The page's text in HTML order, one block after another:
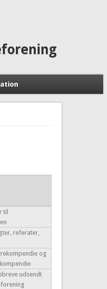
til
referater,
og
udsendt